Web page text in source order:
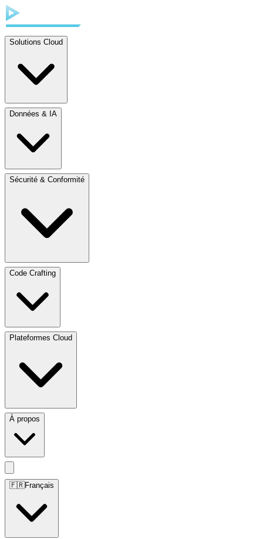
Solutions Cloud
Données & IA
Sécurité & Conformité
Code Crafting
Plateformes Cloud
À propos
🇫🇷Français